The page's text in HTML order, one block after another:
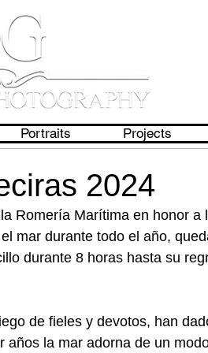
2024
Romería Marítima en honor a
mar durante todo el año,
durante 8 horas hasta su
de fieles y devotos, han
años la mar adorna de un
Portraits Projects